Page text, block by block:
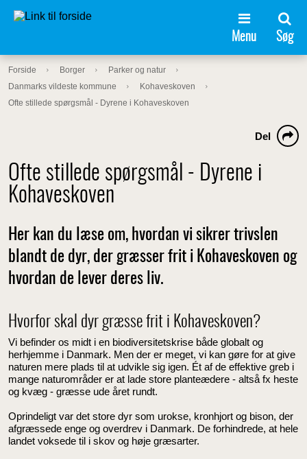
Menu Søg
Forside Borger
Parker og natur
Danmarks vildeste kommune
Kohaveskoven
Ofte stillede spørgsmål - Dyrene i Kohaveskoven
Ofte stillede spørgsmål - Dyrene i
Kohaveskoven
Del
Her kan du læse om, hvordan vi sikrer trivslen
blandt de dyr, der græsser frit i Kohaveskoven og
hvordan de lever deres liv.
Hvorfor skal dyr græsse frit i Kohaveskoven?
Vi befinder os midt i en biodiversitetskrise både globalt og
herhjemme i Danmark. Men der er meget, vi kan gøre for at give
naturen mere plads til at udvikle sig igen. Ét af de effektive greb i
mange naturområder er at lade store planteædere - altså fx heste
og kvæg - græsse ude året rundt.
Oprindeligt var det store dyr som urokse, kronhjort og bison, der
afgræssede enge og overdrev i Danmark. De forhindrede, at hele
landet voksede til i skov og høje græsarter.